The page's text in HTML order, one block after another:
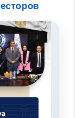
2. Документы (магистр) (4)